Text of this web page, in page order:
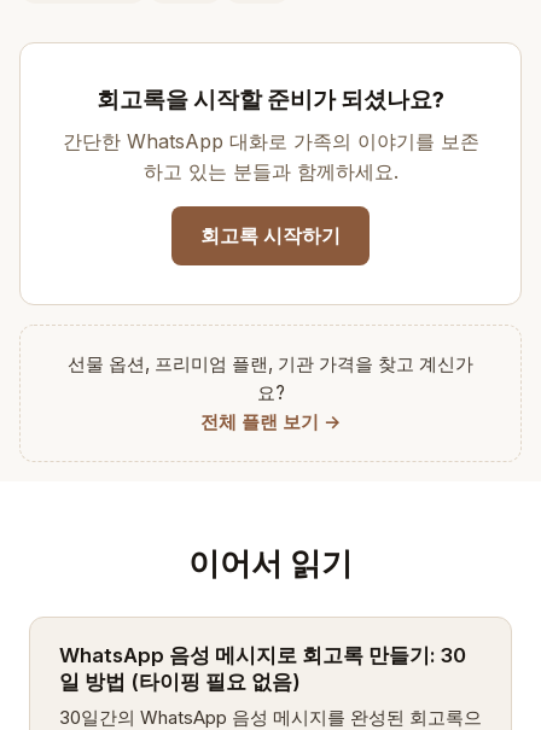
회고록을 시작할 준비가 되셨나요?
간단한 WhatsApp 대화로 가족의 이야기를 보존
하고 있는 분들과 함께하세요.
회고록 시작하기
선물 옵션, 프리미엄 플랜, 기관 가격을 찾고 계신가
요?
전체 플랜 보기 →
이어서 읽기
WhatsApp 음성 메시지로 회고록 만들기: 30
일 방법 (타이핑 필요 없음)
30일간의 WhatsApp 음성 메시지를 완성된 회고록으